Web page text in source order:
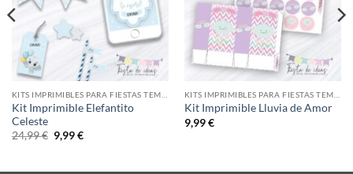
Kit Imprimible Elefantito
Celeste
24,99€ El
precio
9,99€El
Kit Imprimible Lluvia de Amor
9,99€